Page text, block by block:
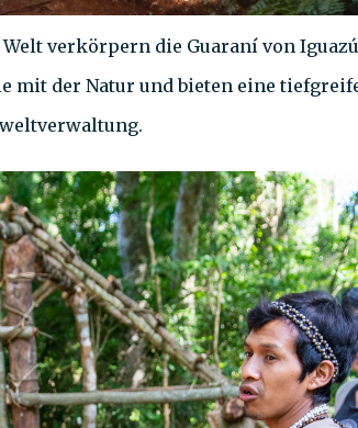
verkörpern die Guaraní von
mit der Natur und bieten eine